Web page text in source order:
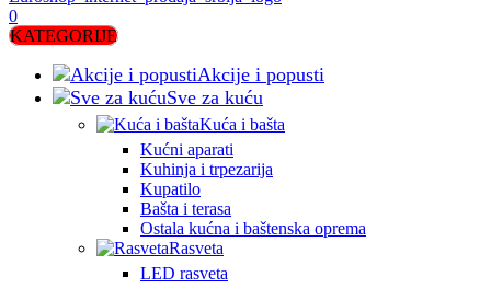
0
KATEGORIJE
Akcije i popusti
Sve za kuću
Kuća i bašta
Kućni aparati
Kuhinja i trpezarija
Kupatilo
Bašta i terasa
Ostala kućna i baštenska oprema
Rasveta
LED rasveta